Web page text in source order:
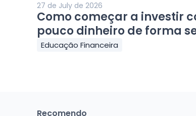
27 de July de 2026
Como começar a investir
pouco dinheiro de forma
Educação Financeira
Recomendo